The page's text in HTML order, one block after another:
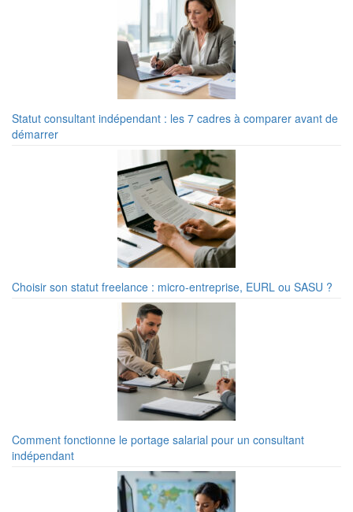
Statut consultant indépendant : les 7 cadres à comparer avant de
démarrer
Choisir son statut freelance : micro-entreprise, EURL ou SASU ?
Comment fonctionne le portage salarial pour un consultant
indépendant